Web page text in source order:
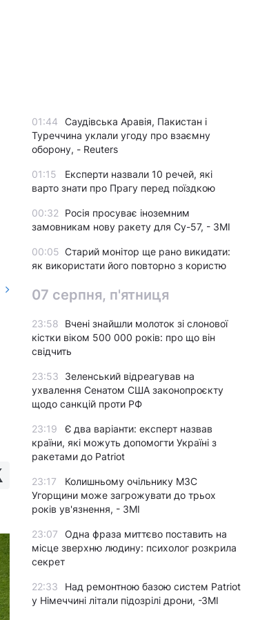
01:44
Саудівська Аравія, Пакистан і
Туреччина уклали угоду про взаємну
оборону, - Reuters
01:15
Експерти назвали 10 речей, які
варто знати про Прагу перед поїздкою
00:32
Росія просуває іноземним
замовникам нову ракету для Су-57, - ЗМІ
00:05 Старий монітор ще рано викидати:
як використати його повторно з користю
07 серпня, п'ятниця
23:58
Вчені знайшли молоток зі слонової
кістки віком 500 000 років: про що він
свідчить
23:53
Зеленський відреагував на
ухвалення Сенатом США законопроєкту
щодо санкцій проти РФ
23:19
Є два варіанти: експерт назвав
країни, які можуть допомогти Україні з
ракетами до Patriot
23:17
Колишньому очільнику МЗС
Угорщини може загрожувати до трьох
років ув'язнення, - ЗМІ
23:07
Одна фраза миттєво поставить на
місце зверхню людину: психолог розкрила
секрет
22:33
Над ремонтною базою систем Patriot
у Німеччині літали підозрілі дрони, -ЗМІ